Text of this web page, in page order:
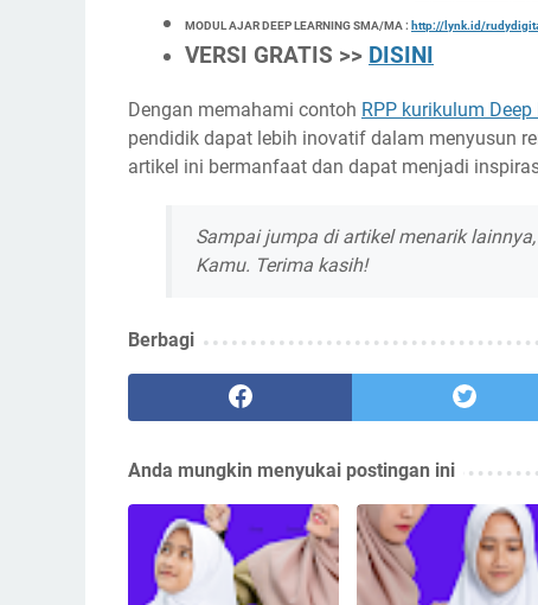
MODUL AJAR DEEP LEARNING SMA/MA : http://lynk.id/
VERSI GRATIS >> DISINI
Dengan memahami contoh RPP kurikulum
pendidik dapat lebih inovatif dalam menyusun
artikel ini bermanfaat dan dapat menjadi
Sampai jumpa di artikel menarik
Kamu. Terima kasih!
Berbagi
Anda mungkin menyukai postingan ini